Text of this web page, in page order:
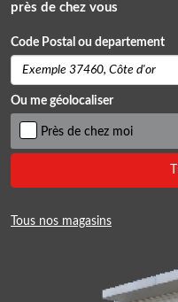
près de chez vous
Code Postal ou departement
Ou me géolocaliser
Près de chez moi
Tous nos magasins